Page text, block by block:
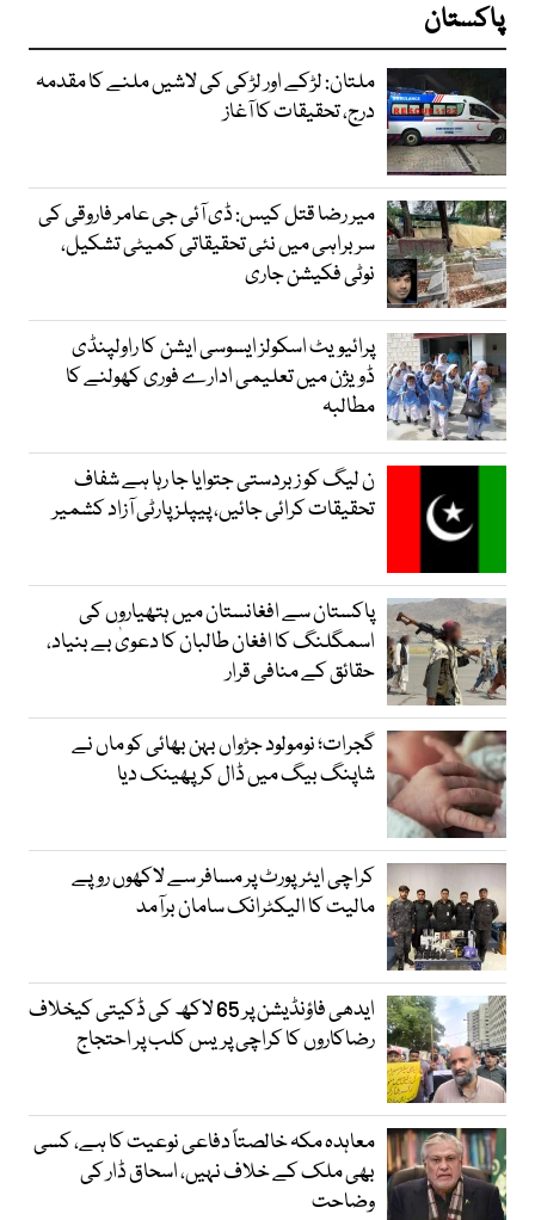
پاکستان
ملتان: لڑکے اور لڑکی کی لاشیں ملنے کا مقدمہ
درج، تحقیقات کا آغاز
میر رضا قتل کیس: ڈی آئی جی عامر فاروقی کی
سربراہی میں نئی تحقیقاتی کمیٹی تشکیل،
نوٹی فکیشن جاری
پرائیویٹ اسکولز ایسوسی ایشن کا راولپنڈی
ڈویژن میں تعلیمی ادارے فوری کھولنے کا
مطالبہ
ن لیگ کو زبردستی جتوایا جا رہا ہے شفاف
تحقیقات کرائی جائیں، پیپلز پارٹی آزاد کشمیر
پاکستان سے افغانستان میں ہتھیاروں کی
اسمگلنگ کا افغان طالبان کا دعویٰ بے بنیاد،
حقائق کے منافی قرار
گجرات؛ نومولود جڑواں بہن بھائی کو ماں نے
شاپنگ بیگ میں ڈال کر پھینک دیا
کراچی ایئرپورٹ پر مسافر سے لاکھوں روپے
مالیت کا الیکٹرانک سامان برآمد
ایدھی فاؤنڈیشن پر 65 لاکھ کی ڈکیتی کیخلاف
رضاکاروں کا کراچی پریس کلب پر احتجاج
معاہدہ مکہ خالصتاً دفاعی نوعیت کا ہے، کسی
بھی ملک کے خلاف نہیں، اسحاق ڈار کی
وضاحت